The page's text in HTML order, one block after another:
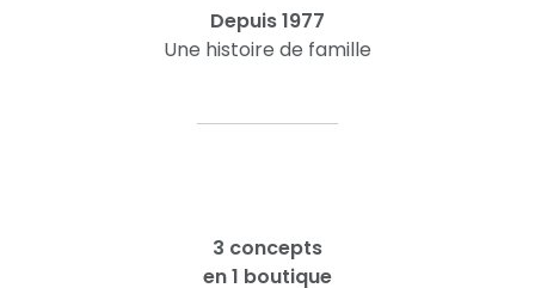
Depuis 1977
Une histoire de famille
3 concepts
en 1 boutique